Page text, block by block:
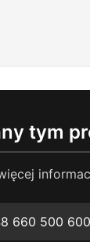
tym
660 500 600